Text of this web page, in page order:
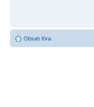
Obsah fóra